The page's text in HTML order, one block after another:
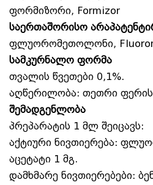
ფორმიზორი, Formizor
საერთაშორისო
ფლუორომეთოლონი,
სამკურნალო ფორმა
თვალის წვეთები 0,1%.
აღწერილობა: თეთრი ფერის
შემადგენლობა
პრეპარატის 1 მლ შეიცავს:
აქტიური ნივთიერება:
აცეტატი 1 მგ.
დამხმარე ნივთიერებები: